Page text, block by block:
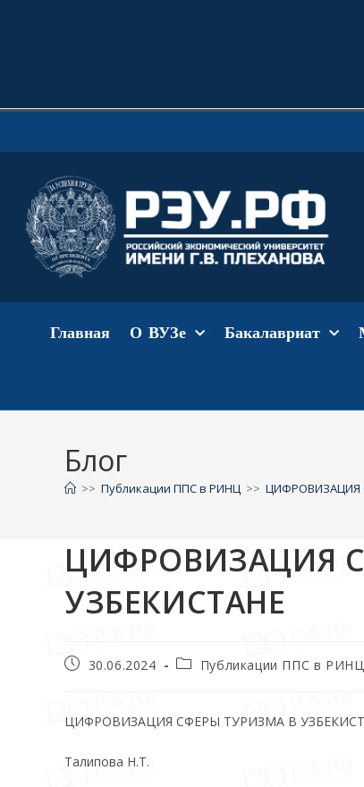
Главная О ВУЗе Бакалавриат
Блог
>> Публикации ППС в РИНЦ >> ЦИФРОВИЗАЦИЯ
ЦИФРОВИЗАЦИЯ
УЗБЕКИСТАНЕ
30.06.2024 Публикации ППС в РИНЦ
ЦИФРОВИЗАЦИЯ СФЕРЫ ТУРИЗМА В
Талипова Н.Т.